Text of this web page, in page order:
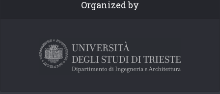
Organized by